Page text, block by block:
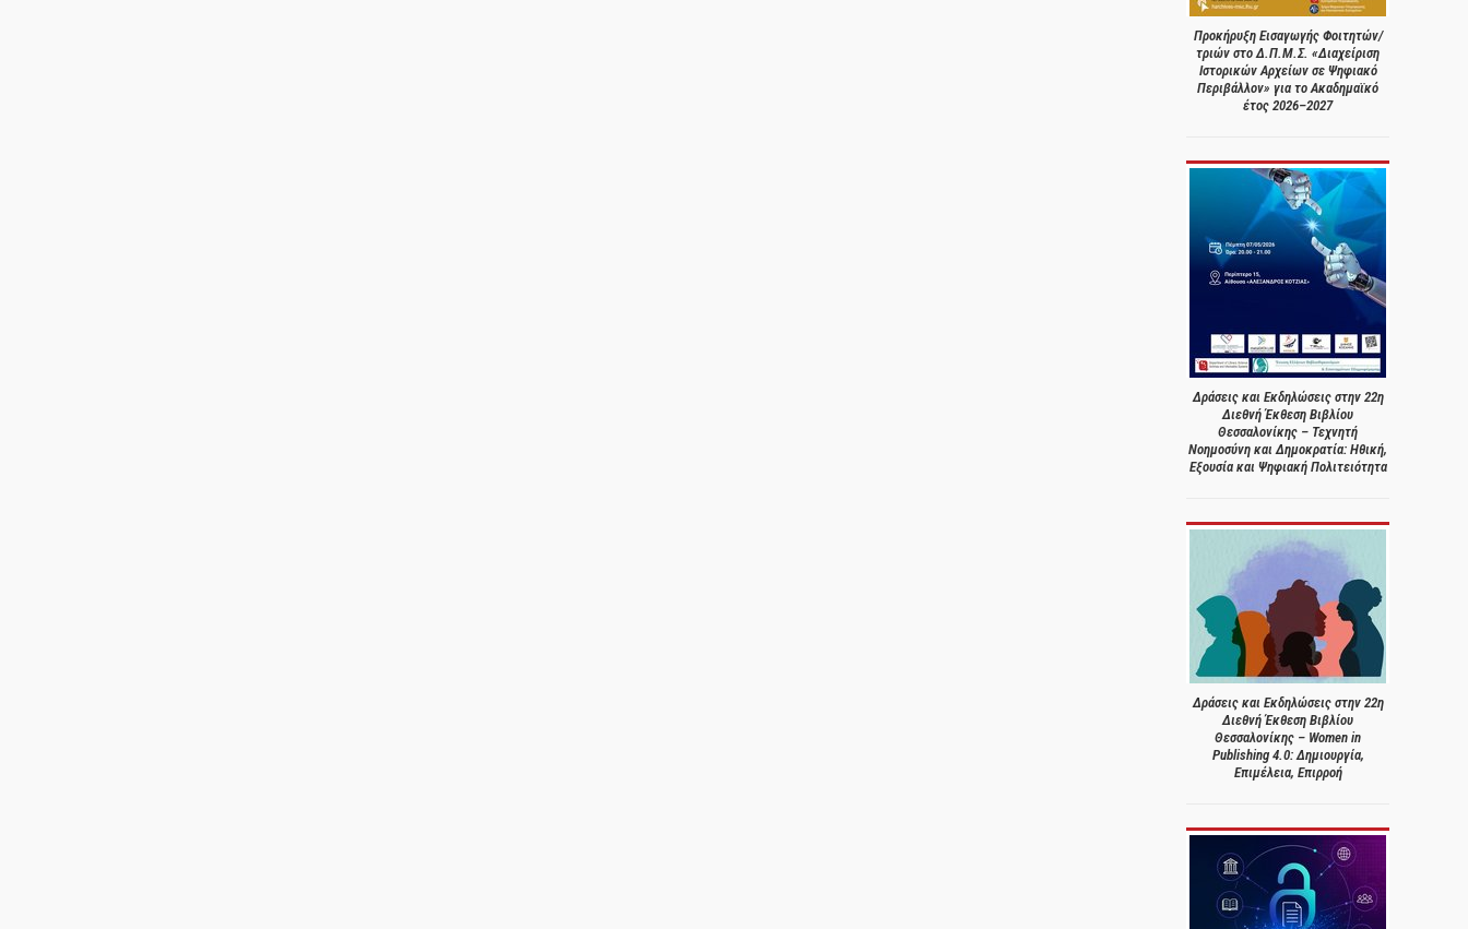
Προκήρυξη Εισαγωγής Φοιτητών/
τριών στο Δ.Π.Μ.Σ. «Διαχείριση
Ιστορικών Αρχείων σε Ψηφιακό
Περιβάλλον» για το Ακαδημαϊκό
έτος 2026–2027
Δράσεις και Εκδηλώσεις στην 22η
Διεθνή Έκθεση Βιβλίου
Θεσσαλονίκης – Τεχνητή
Νοημοσύνη και Δημοκρατία: Ηθική,
Εξουσία και Ψηφιακή Πολιτειότητα
Δράσεις και Εκδηλώσεις στην 22η
Διεθνή Έκθεση Βιβλίου
Θεσσαλονίκης – Women in
Publishing 4.0: Δημιουργία,
Επιμέλεια, Επιρροή